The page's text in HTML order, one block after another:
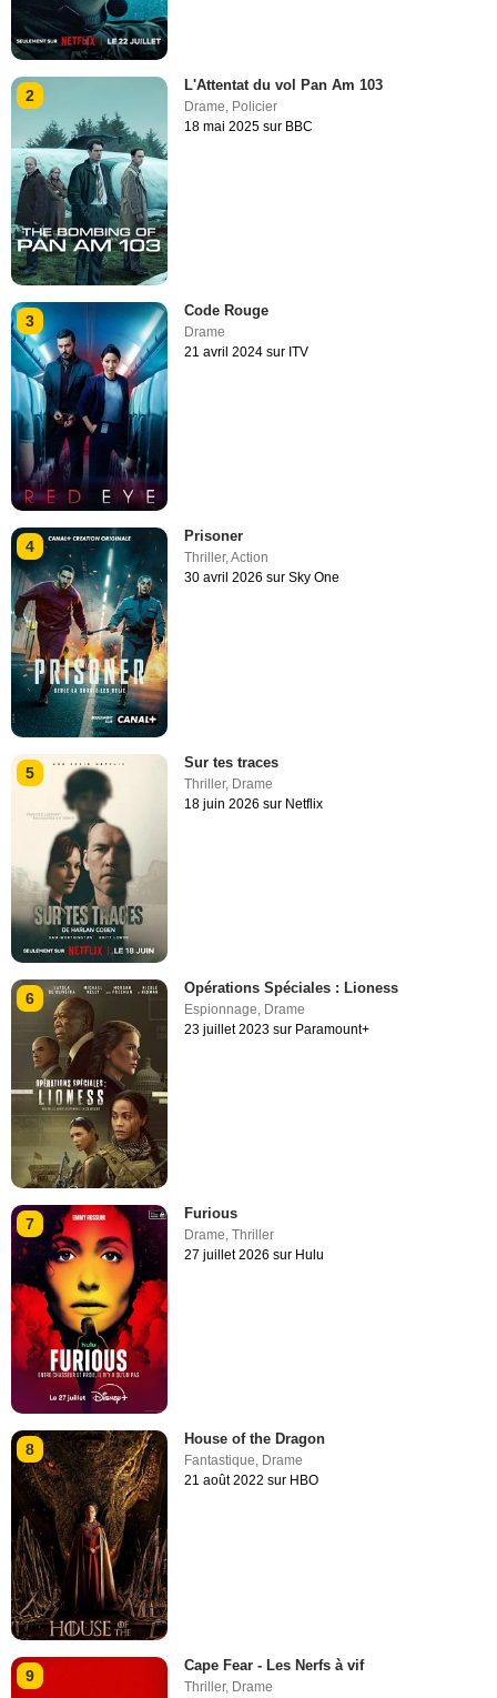
2
L'Attentat du vol Pan Am 103
Drame Policier
18 mai 2025 sur BBC
3
Code Rouge
Drame
21 avril 2024 sur ITV
4
Prisoner
Thriller,Action
30 avril 2026 sur Sky One
5
Sur tes traces
Thriller, Drame
18 juin 2026 sur Netflix
6
Opérations Spéciales : Lioness
Espionnage, Drame
23 juillet 2023 sur Paramount+
7
Furious
Drame,Thriller
27 juillet 2026 sur Hulu
8
House of the Dragon
Fantastique, Drame
21 août 2022 sur HBO
9
Cape Fear - Les Nerfs à vif
Thriller, Drame